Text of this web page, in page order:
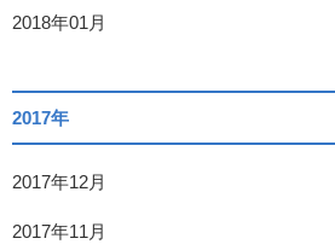
2018年01月
2017年
2017年12月
2017年11月